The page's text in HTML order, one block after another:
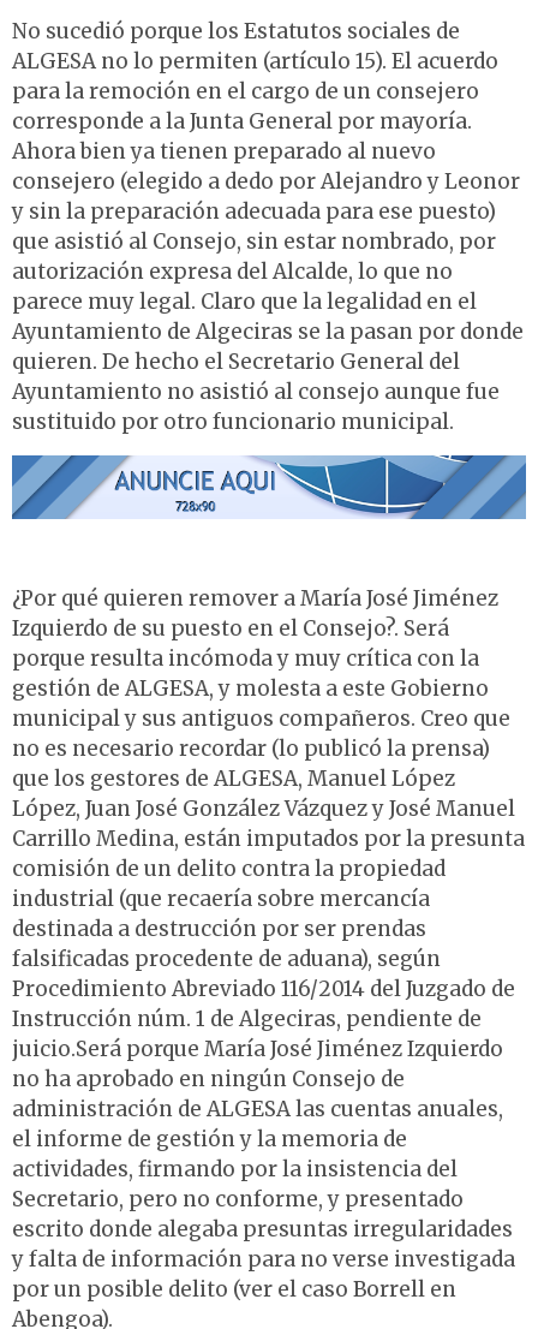
No sucedió porque los Estatutos sociales de
ALGESA no lo permiten (artículo 15). El acuerdo
para la remoción en el cargo de un consejero
corresponde a la Junta General por mayoría.
Ahora bien ya tienen preparado al nuevo
consejero (elegido a dedo por Alejandro y Leonor
y sin la preparación adecuada para ese puesto)
que asistió al Consejo, sin estar nombrado, por
autorización expresa del Alcalde, lo que no
parece muy legal. Claro que la legalidad en el
Ayuntamiento de Algeciras se la pasan por donde
quieren. De hecho el Secretario General del
Ayuntamiento no asistió al consejo aunque fue
sustituido por otro funcionario municipal.
¿Por qué quieren remover a María José Jiménez
Izquierdo de su puesto en el Consejo?. Será
porque resulta incómoda y muy crítica con la
gestión de ALGESA, y molesta a este Gobierno
municipal y sus antiguos compañeros. Creo que
no es necesario recordar (lo publicó la prensa)
que los gestores de ALGESA, Manuel López
López, Juan José González Vázquez y José Manuel
Carrillo Medina, están imputados por la presunta
comisión de un delito contra la propiedad
industrial (que recaería sobre mercancía
destinada a destrucción por ser prendas
falsificadas procedente de aduana), según
Procedimiento Abreviado 116/2014 del Juzgado de
Instrucción núm. 1 de Algeciras, pendiente de
juicio.Será porque María José Jiménez Izquierdo
no ha aprobado en ningún Consejo de
administración de ALGESA las cuentas anuales,
el informe de gestión y la memoria de
actividades, firmando por la insistencia del
Secretario, pero no conforme, y presentado
escrito donde alegaba presuntas irregularidades
y falta de información para no verse investigada
por un posible delito (ver el caso Borrell en
Abengoa).